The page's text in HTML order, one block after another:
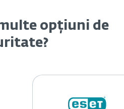
opțiuni de